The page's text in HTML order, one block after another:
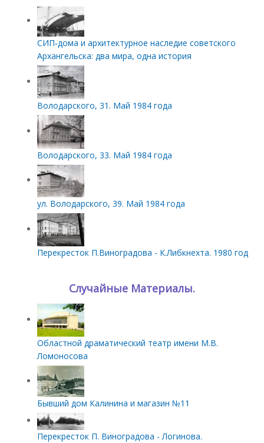
СИП‑дома и архитектурное наследие советского
Архангельска: два мира, одна история
Володарского, 31. Май 1984 года
Володарского, 33. Май 1984 года
ул. Володарского, 39. Май 1984 года
Перекресток П.Виноградова - К.Либкнехта. 1980 год
Случайные Материалы.
Областной драматический театр имени М.В.
Ломоносова
Бывший дом Калинина и магазин №11
Перекресток П. Виноградова - Логинова.